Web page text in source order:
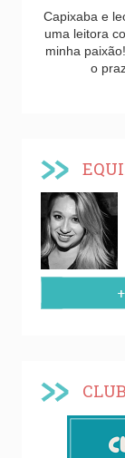
Capixaba e
uma leitora
minha
o